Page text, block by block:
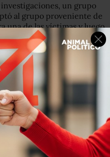
un grupo
al grupo proveniente de
una de las víctimas y luego
camioneta en la que